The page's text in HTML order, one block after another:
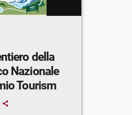
Nazionale
Tourism